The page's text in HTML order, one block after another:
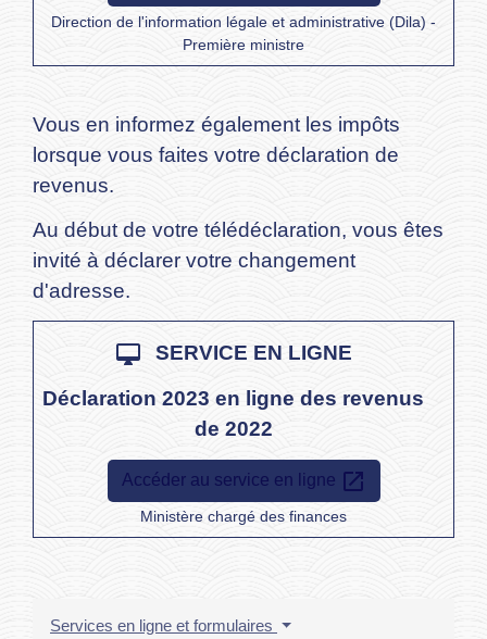
Direction de l'information légale et administrative (Dila) -
Première ministre
Vous en informez également les impôts
lorsque vous faites votre déclaration de
revenus.
Au début de votre télédéclaration, vous êtes
invité à déclarer votre changement
d'adresse.
desktop_mac
SERVICE EN LIGNE
Déclaration 2023 en ligne des revenus
de 2022
Accéder au service en ligne open_in_new
Ministère chargé des finances
Services en ligne et formulaires